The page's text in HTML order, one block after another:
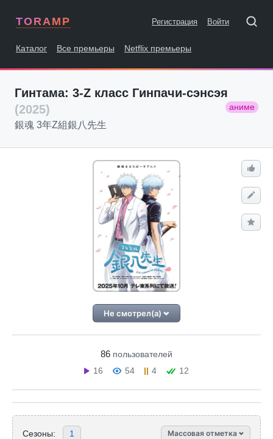
TORAMP Регистрация Войти
Каталог Все премьеры Netflix премьеры
Гинтама: 3-Z класс Гинпачи-сэнсэя
(2025)
аниме
銀魂 3年Z組銀八先生
Не смотрел(а)
86 пользователей
16
54 4 12
Сезоны: 1 Массовая отметка